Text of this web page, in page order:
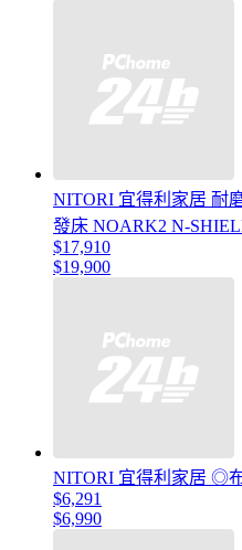
NITORI 宜得利家居 耐
發床 NOARK2 N-
$17,910
$19,900
NITORI 宜得利家居 ◎
$6,291
$6,990